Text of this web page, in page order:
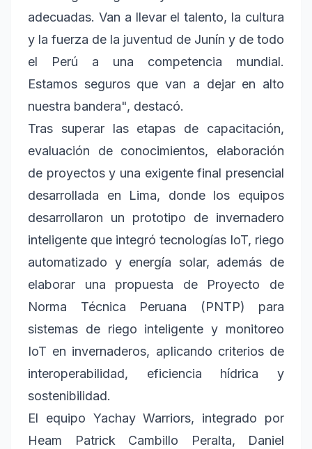
adecuadas. Van a llevar el talento, la cultura
y la fuerza de la juventud de Junín y de todo
el Perú a una competencia mundial.
Estamos seguros que van a dejar en alto
nuestra bandera", destacó.
Tras superar las etapas de capacitación,
evaluación de conocimientos, elaboración
de proyectos y una exigente final presencial
desarrollada en Lima, donde los equipos
desarrollaron un prototipo de invernadero
inteligente que integró tecnologías IoT, riego
automatizado y energía solar, además de
elaborar una propuesta de Proyecto de
Norma Técnica Peruana (PNTP) para
sistemas de riego inteligente y monitoreo
IoT en invernaderos, aplicando criterios de
interoperabilidad, eficiencia hídrica y
sostenibilidad.
El equipo Yachay Warriors, integrado por
Heam Patrick Cambillo Peralta, Daniel